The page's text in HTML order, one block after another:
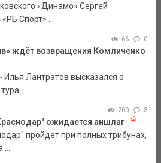
«Динамо» Сергей
Спорт» ...
66 0
ждёт возвращения Комличенко
Илья Лантратов высказался о
...
200 3
ожидается аншлаг
пройдет при полных трибунах,